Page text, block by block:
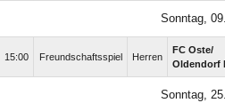
Sonntag,
15:00 Freundschaftsspiel Herren
FC Oste/​
Oldendorf II
Sonntag,